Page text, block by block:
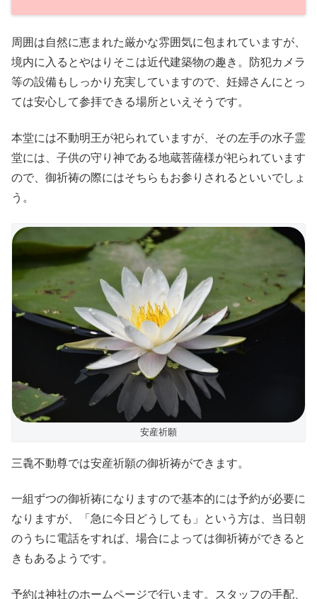
周囲は自然に恵まれた厳かな雰囲気に包まれていますが、
境内に入るとやはりそこは近代建築物の趣き。防犯カメラ
等の設備もしっかり充実していますので、妊婦さんにとっ
ては安心して参拝できる場所といえそうです。
本堂には不動明王が祀られていますが、その左手の水子霊
堂には、子供の守り神である地蔵菩薩様が祀られています
ので、御祈祷の際にはそちらもお参りされるといいでしょ
う。
安産祈願
三毳不動尊では安産祈願の御祈祷ができます。
一組ずつの御祈祷になりますので基本的には予約が必要に
なりますが、「急に今日どうしても」という方は、当日朝
のうちに電話をすれば、場合によっては御祈祷ができると
きもあるようです。
予約は神社のホームページで行います。スタッフの手配、